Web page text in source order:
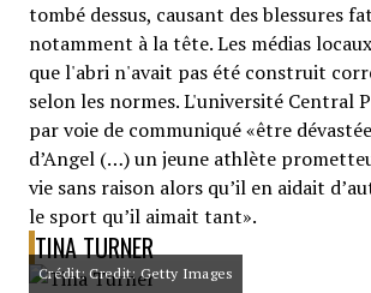
tombé dessus, causant des blessures
notamment à la tête. Les médias
que l'abri n'avait pas été construit
selon les normes. L'université Central
par voie de communiqué «être
d’Angel (…) un jeune athlète
vie sans raison alors qu’il en aidait
le sport qu’il aimait tant».
TINA TURNER
Crédit: Credit: Getty Images